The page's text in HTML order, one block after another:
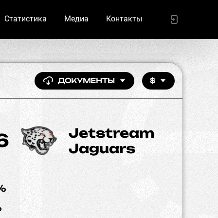
Статистика Медиа Контакты
ДОКУМЕНТЫ $
Jetstream
Jaguars